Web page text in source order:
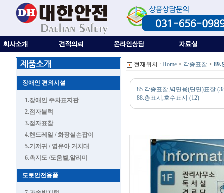
장애인 편의시설
1.장애인 주차표지판
2.점자블럭
3.점자표찰
4.핸드레일 / 화장실손잡이
5.기저귀 / 영유아 거치대
6.촉지도 /도움벨,알리미
도로안전용품
현재위치 : Home > 각종표찰 > 89.
85.각종표찰,벽면용(단면)표찰
88.총표시,호수표시 (12)